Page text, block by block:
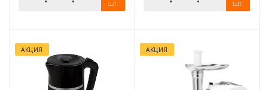
шт. шт.
АКЦИЯ АКЦИЯ